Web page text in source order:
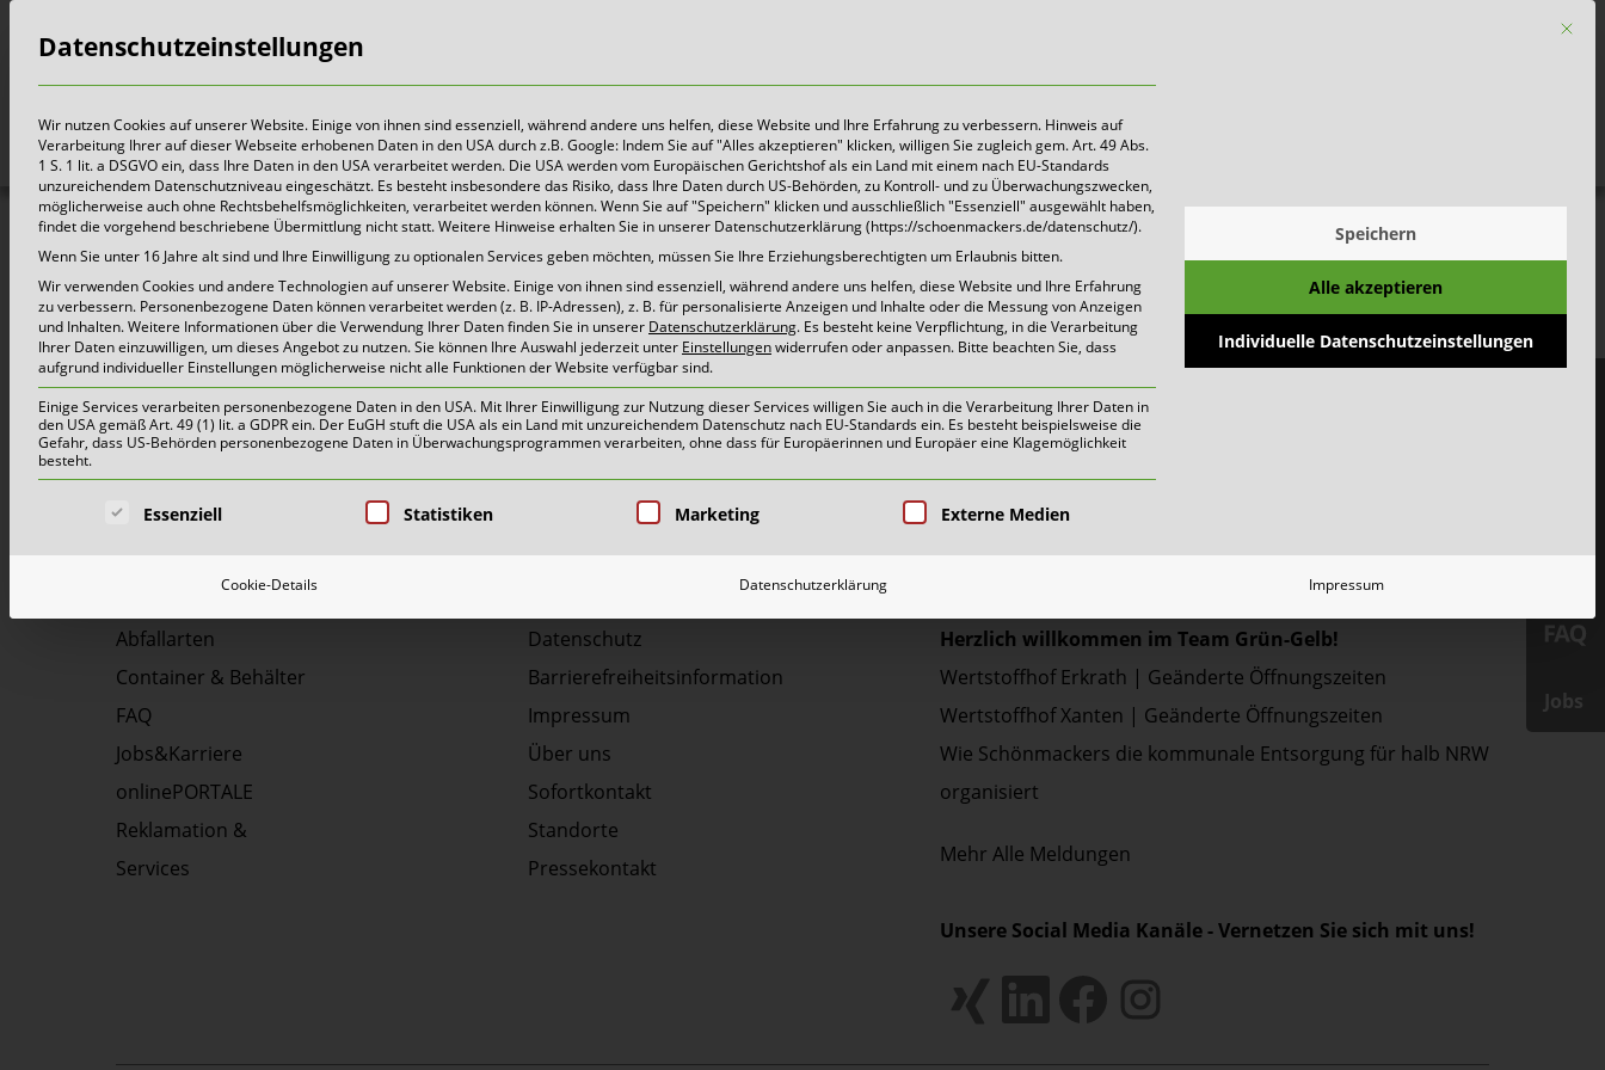
Bürger
Heute für morgen sorgen
oben
Abfallarten
Container & Behälter
FAQ
Jobs&Karriere
onlinePORTALE
Reklamation &
Services
Datenschutz
Barrierefreiheitsinformation
Impressum
Über uns
Sofortkontakt
Standorte
Pressekontakt
Herzlich willkommen im Team Grün-Gelb!
Wertstoffhof Erkrath | Geänderte Öffnungszeiten
Wertstoffhof Xanten | Geänderte Öffnungszeiten
Wie Schönmackers die kommunale Entsorgung für halb NRW
organisiert
Mehr Alle Meldungen
Unsere Social Media Kanäle - Vernetzen Sie sich mit uns!
Jobs
Mit
Datenschutzeinstellungen
Wir nutzen Cookies auf unserer Website. Einige von ihnen sind essenziell, während andere uns helfen, diese Website und Ihre Erfahrung zu verbessern. Hinweis auf
Verarbeitung Ihrer auf dieser Webseite erhobenen Daten in den USA durch z.B. Google: Indem Sie auf "Alles akzeptieren" klicken, willigen Sie zugleich gem. Art. 49 Abs.
1 S. 1 lit. a DSGVO ein, dass Ihre Daten in den USA verarbeitet werden. Die USA werden vom Europäischen Gerichtshof als ein Land mit einem nach EU-Standards
unzureichendem Datenschutzniveau eingeschätzt. Es besteht insbesondere das Risiko, dass Ihre Daten durch US-Behörden, zu Kontroll- und zu Überwachungszwecken,
möglicherweise auch ohne Rechtsbehelfsmöglichkeiten, verarbeitet werden können. Wenn Sie auf "Speichern" klicken und ausschließlich "Essenziell" ausgewählt haben,
findet die vorgehend beschriebene Übermittlung nicht statt. Weitere Hinweise erhalten Sie in unserer Datenschutzerklärung (https://schoenmackers.de/datenschutz/).
Wenn Sie unter 16 Jahre alt sind und Ihre Einwilligung zu optionalen Services geben möchten, müssen Sie Ihre Erziehungsberechtigten um Erlaubnis bitten.
Wir verwenden Cookies und andere Technologien auf unserer Website. Einige von ihnen sind essenziell, während andere uns helfen, diese Website und Ihre Erfahrung
zu verbessern. Personenbezogene Daten können verarbeitet werden (z. B. IP-Adressen), z. B. für personalisierte Anzeigen und Inhalte oder die Messung von Anzeigen
und Inhalten.Weitere Informationen über die Verwendung Ihrer Daten finden Sie in unserer Datenschutzerklärung. Es besteht keine Verpflichtung, in die Verarbeitung
Ihrer Daten einzuwilligen, um dieses Angebot zu nutzen.Sie können Ihre Auswahl jederzeit unter Einstellungenwiderrufen oder anpassen. Bitte beachten Sie, dass
aufgrund individueller Einstellungen möglicherweise nicht alle Funktionen der Website verfügbar sind.
Einige Services verarbeiten personenbezogene Daten in den USA. Mit Ihrer Einwilligung zur Nutzung dieser Services willigen Sie auch in die Verarbeitung Ihrer Daten in
den USA gemäß Art. 49 (1) lit. a GDPR ein. Der EuGH stuft die USA als ein Land mit unzureichendem Datenschutz nach EU-Standards ein. Es besteht beispielsweise die
Gefahr, dass US-Behörden personenbezogene Daten in Überwachungsprogrammen verarbeiten, ohne dass für Europäerinnen und Europäer eine Klagemöglichkeit
besteht.
Es folgt eine Liste der Service-Gruppen, für die eine Einwilligung erteilt werden kann. Die erste Service-Gruppe
Essenziell Statistiken Marketing Externe Medien
Speichern
Alle akzeptieren
Individuelle Datenschutzeinstellungen
Cookie-Details Datenschutzerklärung Impressum